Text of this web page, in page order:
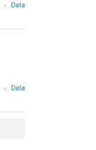
· Dela
· Dela